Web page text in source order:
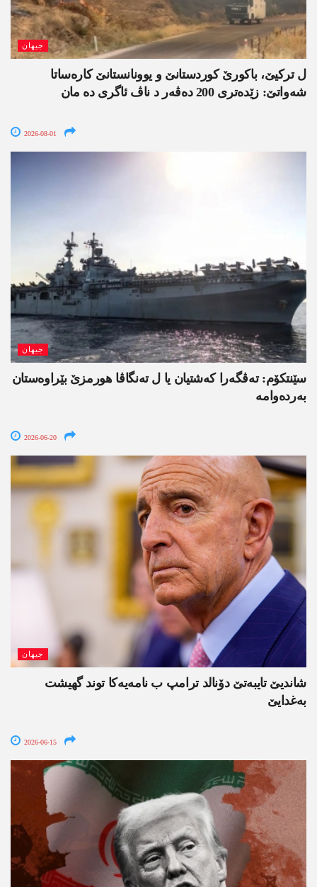
جیھان
ل ترکیێ، باکورێ کوردستانێ و یوونانستانێ کارەساتا
شەواتێ: زێدەتری 200 دەڤەر د ناڤ ئاگری دە مان
2026-08-01
جیھان
سێنتکۆم: تەڤگەرا کەشتیان یا ل تەنگاڤا ھورمزێ بێراوەستان
بەردەوامە
2026-06-20
جیھان
شاندیێ تایبەتێ دۆنالد ترامپ ب نامەیەکا توند گھیشت
بەغدایێ
2026-06-15